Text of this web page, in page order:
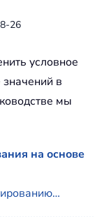
26
условное
в
мы
на основе